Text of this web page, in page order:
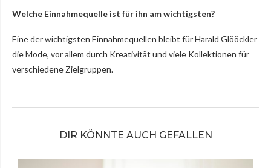
Welche Einnahmequelle ist für ihn am wichtigsten?
Eine der wichtigsten Einnahmequellen bleibt für Harald Glööckler
die Mode, vor allem durch Kreativität und viele Kollektionen für
verschiedene Zielgruppen.
DIR KÖNNTE AUCH GEFALLEN